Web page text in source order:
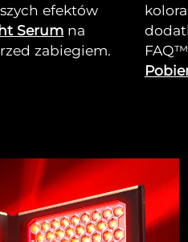
efektów
Serum na
zabiegiem.